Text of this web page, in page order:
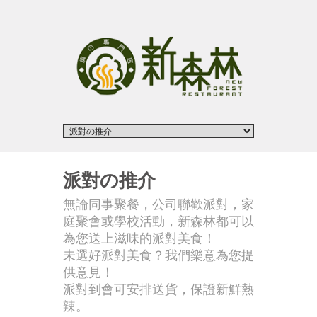
派對の推介
無論同事聚餐，公司聯歡派對，家
庭聚會或學校活動，新森林都可以
為您送上滋味的派對美食！
未選好派對美食？我們樂意為您提
供意見！
派對到會可安排送貨，保證新鮮熱
辣。